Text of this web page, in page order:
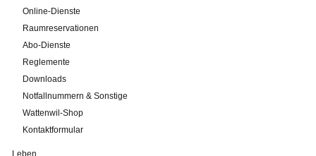
Online-Dienste
Raumreservationen
Abo-Dienste
Reglemente
Downloads
Notfallnummern & Sonstige
Wattenwil-Shop
Kontaktformular
Leben